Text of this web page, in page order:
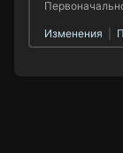
Изменения